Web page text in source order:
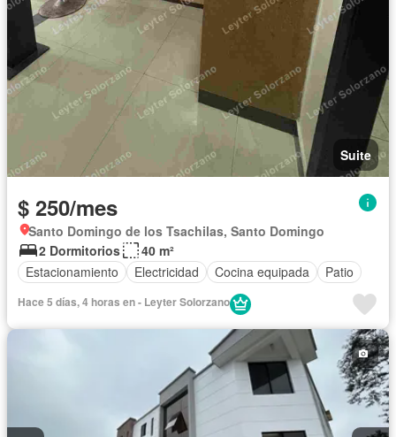
Suite
$ 250/mes
Santo Domingo de los Tsachilas, Santo Domingo
2 Dormitorios
40 m²
Estacionamiento
Electricidad Cocina equipada Patio
Hace 5 días, 4 horas en - Leyter Solorzano